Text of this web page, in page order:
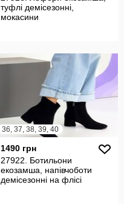
туфлі демісезонні,
мокасини
36, 37, 38, 39, 40
1490 грн
27922. Ботильони
екозамша, напівчоботи
демісезонні на флісі